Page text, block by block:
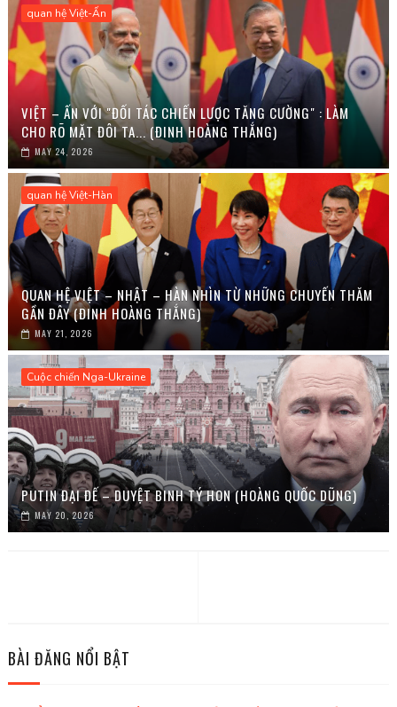
quan hệ Việt-Ấn
VIỆT – ẤN VỚI "ĐỐI TÁC CHIẾN LƯỢC TĂNG CƯỜNG" : LÀM
CHO RÕ MẶT ĐÔI TA... (ĐINH HOÀNG THẮNG)
MAY 24, 2026
quan hệ Việt-Hàn
QUAN HỆ VIỆT – NHẬT – HÀN NHÌN TỪ NHỮNG CHUYẾN THĂM
GẦN ĐÂY (ĐINH HOÀNG THẮNG)
MAY 21, 2026
Cuộc chiến Nga-Ukraine
PUTIN ĐẠI ĐẾ – DUYỆT BINH TÝ HON (HOÀNG QUỐC DŨNG)
MAY 20, 2026
BÀI ĐĂNG NỔI BẬT